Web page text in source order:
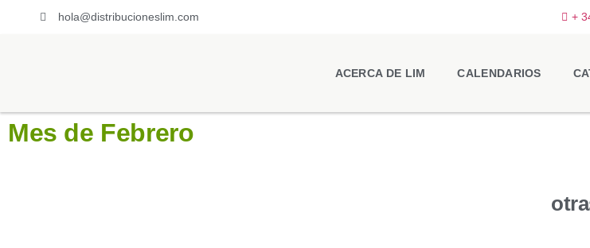
hola@distribucioneslim.com +
ACERCA DE LIM CALENDARIOS
Mes de Febrero